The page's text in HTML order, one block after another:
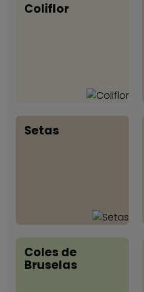
Coliflor
Setas
Coles de
Bruselas